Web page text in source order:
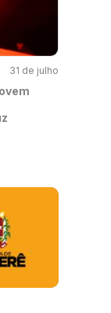
31 de julho